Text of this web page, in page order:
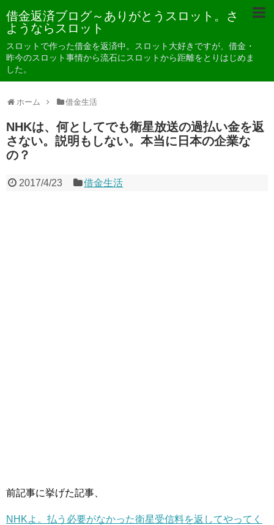
借金返済ブログ～ありがとうスロット。さ
ようならスロット
スロットで作った借金を返済中。スロット大好きですが、借金・
昨今のスロット事情から流石にスロットから距離をとりはじめま
した。
ホーム 借金生活
NHKは、何としてでも衛星放送の過払い金を返
さない。説明もしない。本当に日本の企業な
の？
2017/4/23 借金生活
前記事に挙げた記事、
NHKよ。払う必要がなかった衛星受信料を返してやってく